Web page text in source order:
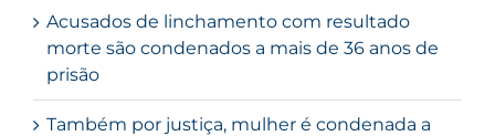
Acusados de linchamento com resultado
morte são condenados a mais de 36 anos de
prisão
Também por justiça, mulher é condenada a